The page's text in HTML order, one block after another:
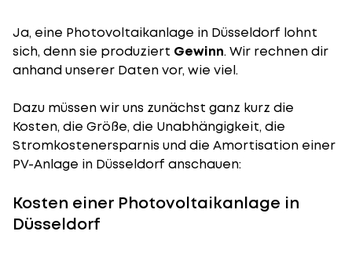
Ja, eine Photovoltaikanlage in Düsseldorf lohnt
sich, denn sie produziert Gewinn. Wir rechnen dir
anhand unserer Daten vor, wie viel.
Dazu müssen wir uns zunächst ganz kurz die
Kosten, die Größe, die Unabhängigkeit, die
Stromkostenersparnis und die Amortisation einer
PV-Anlage in Düsseldorf anschauen:
Kosten einer Photovoltaikanlage in
Düsseldorf